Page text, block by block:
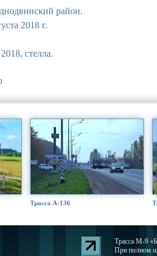
район.
2018 г.
стелла.
Трасса А-136
Трасса М-9
При полном